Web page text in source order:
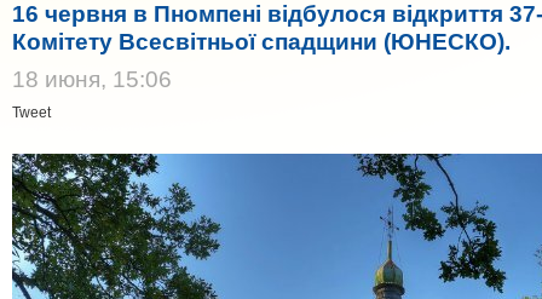
16 червня в Пномпені відбулося відкриття 37-
Комітету Всесвітньої спадщини (ЮНЕСКО).
18 июня, 15:06
Tweet